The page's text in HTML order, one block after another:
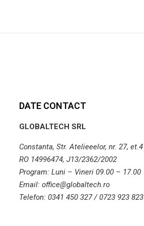
DATE CONTACT
GLOBALTECH SRL
Constanta, Str. Atelieeelor, nr. 27, et.4
RO 14996474, J13/2362/2002
Program: Luni – Vineri 09.00 – 17.00
Email: office@globaltech.ro
Telefon: 0341 450 327 / 0723 923 823